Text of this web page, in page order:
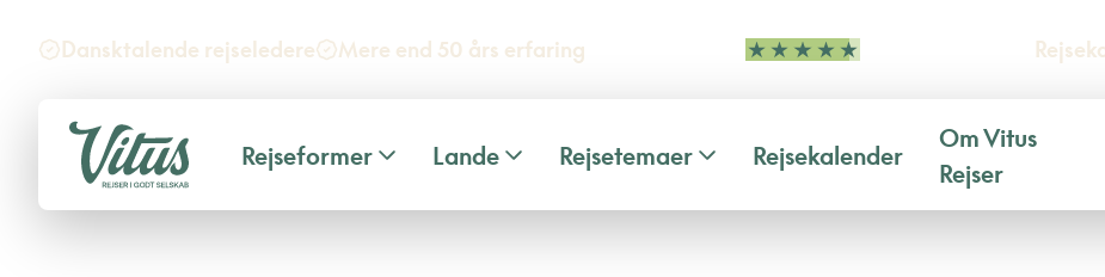
Dansktalende rejseledere Mere end 50 års erfaring
Rejseformer Lande Rejsetemaer Rejsekalender
Om Vitus
Rejser